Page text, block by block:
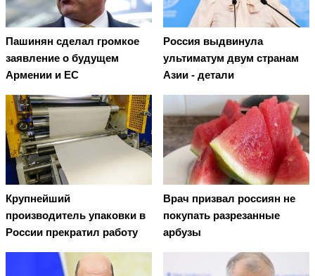
Пашинян сделал громкое
заявление о будущем
Армении и ЕС
Россия выдвинула
ультиматум двум странам
Азии - детали
Крупнейший
производитель упаковки в
России прекратил работу
Врач призвал россиян не
покупать разрезанные
арбузы